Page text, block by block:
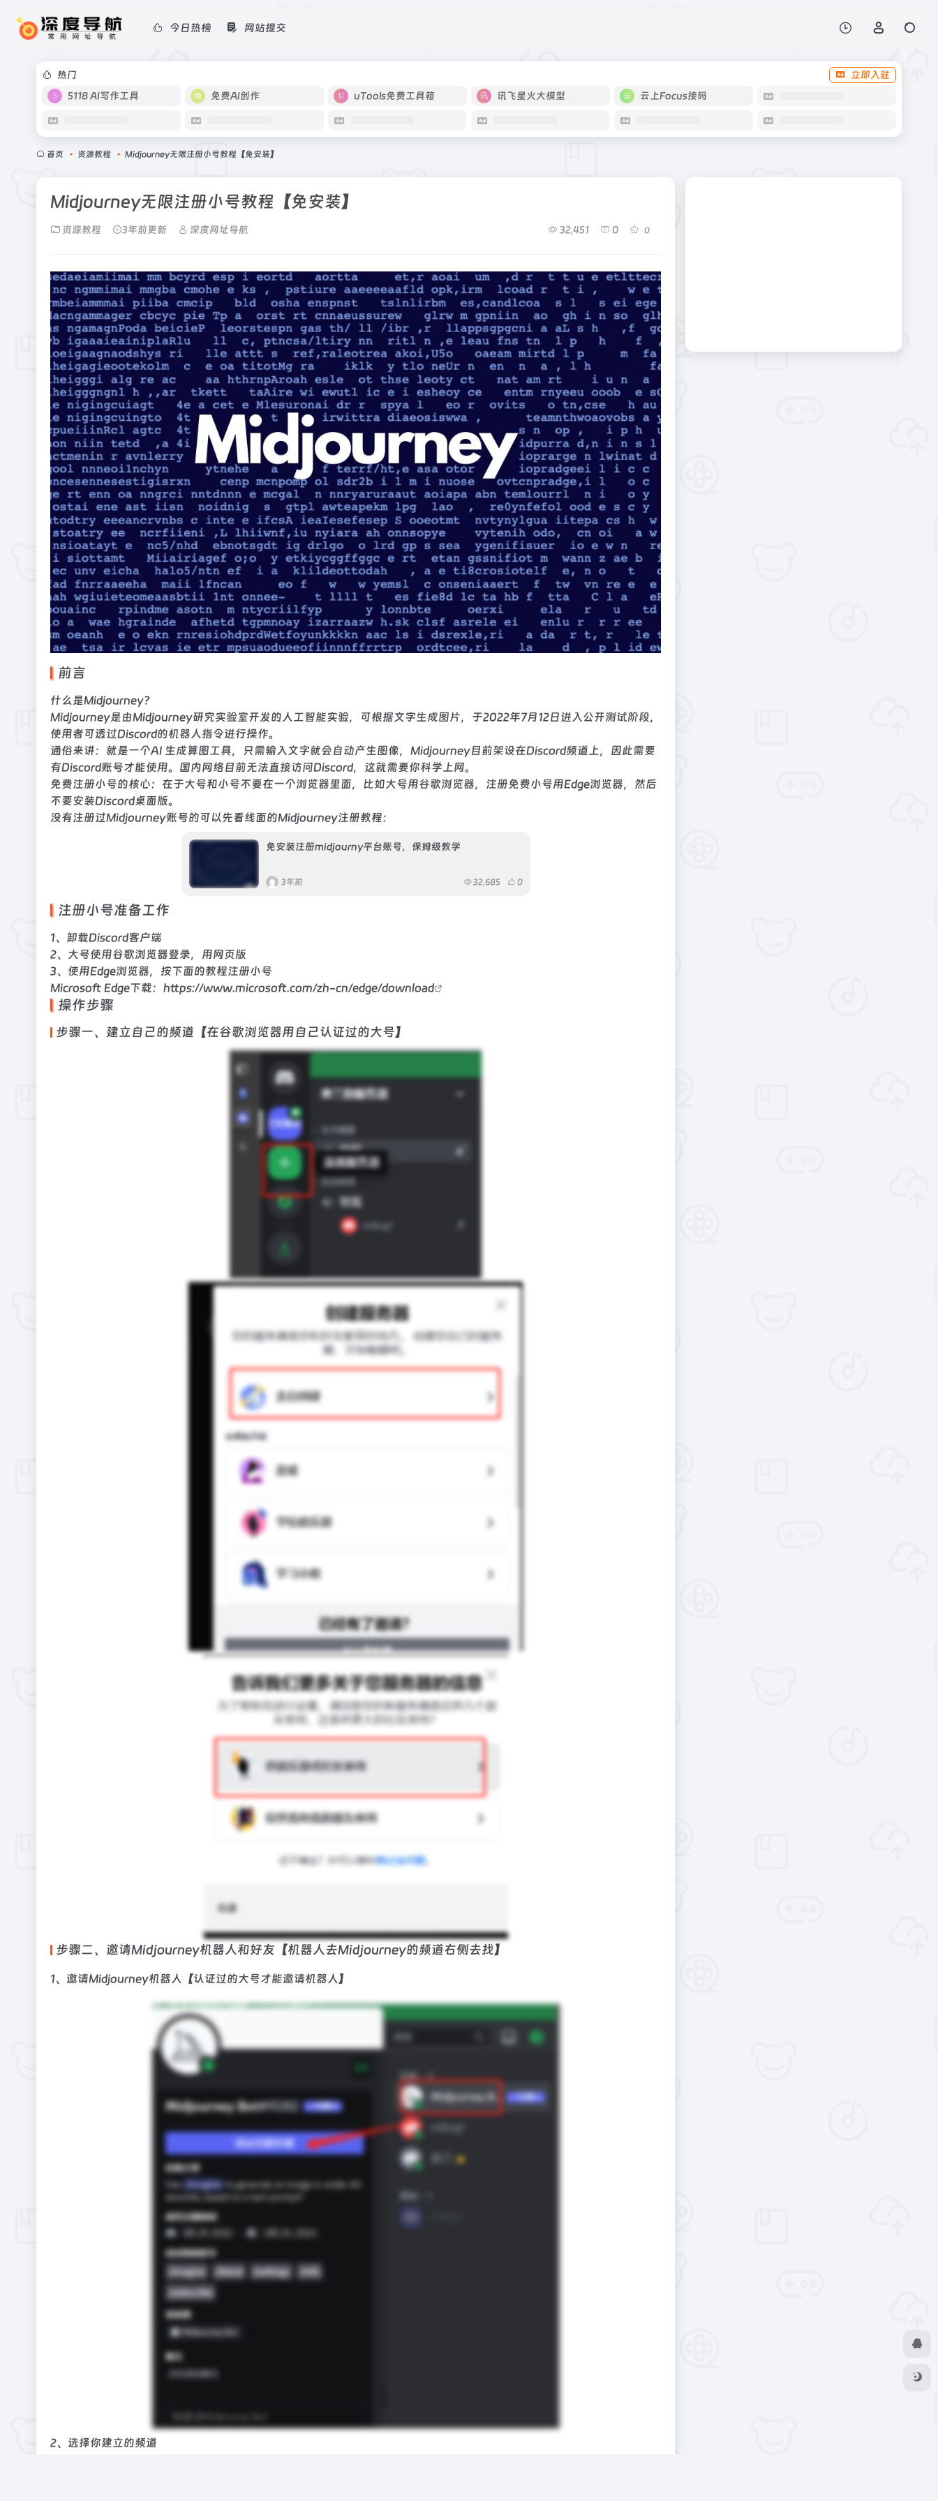
今日热榜 网站提交
热门
立即入驻
5118 AI写作工具
免费AI创作 uTools免费工具箱 讯飞星火大模型 云上Focus接码
首页 • 资源教程 • Midjourney无限注册小号教程【免安装】
Midjourney无限注册小号教程【免安装】
资源教程 3年前更新 深度网址导航 32,451 0 0
前言
什么是Midjourney？
Midjourney是由Midjourney研究实验室开发的人工智能实验，可根据文字生成图片，于2022年7月12日进入公开测试阶段，
使用者可透过Discord的机器人指令进行操作。
通俗来讲：就是一个AI 生成算图工具，只需输入文字就会自动产生图像，Midjourney目前架设在Discord频道上，因此需要
有Discord账号才能使用。国内网络目前无法直接访问Discord，这就需要你科学上网。
免费注册小号的核心：在于大号和小号不要在一个浏览器里面，比如大号用谷歌浏览器，注册免费小号用Edge浏览器，然后
不要安装Discord桌面版。
没有注册过Midjourney账号的可以先看线面的Midjourney注册教程：
免安装注册midjourny平台账号，保姆级教学
3年前 32,685 0
注册小号准备工作
1、卸载Discord客户端
2、大号使用谷歌浏览器登录，用网页版
3、使用Edge浏览器，按下面的教程注册小号
Microsoft Edge下载： https://www.microsoft.com/zh-cn/edge/download
操作步骤
步骤一、建立自己的频道【在谷歌浏览器用自己认证过的大号】
步骤二、邀请Midjourney机器人和好友【机器人去Midjourney的频道右侧去找】
1、邀请Midjourney机器人【认证过的大号才能邀请机器人】
2、选择你建立的频道